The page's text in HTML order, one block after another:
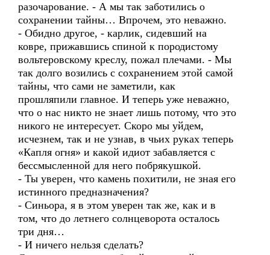
разочарование. - А мы так заботились о
сохранении тайны… Впрочем, это неважно.
- Обидно другое, - карлик, сидевший на
ковре, прижавшись спиной к породистому
вольтеровскому креслу, пожал плечами. - Мы
так долго возились с сохранением этой самой
тайны, что сами не заметили, как
прошляпили главное. И теперь уже неважно,
что о нас никто не знает лишь потому, что это
никого не интересует. Скоро мы уйдем,
исчезнем, так и не узнав, в чьих руках теперь
«Капля огня» и какой идиот забавляется с
бессмысленной для него побрякушкой.
- Ты уверен, что камень похитили, не зная его
истинного предназначения?
- Синьора, я в этом уверен так же, как и в
том, что до летнего солнцеворота осталось
три дня…
- И ничего нельзя сделать?